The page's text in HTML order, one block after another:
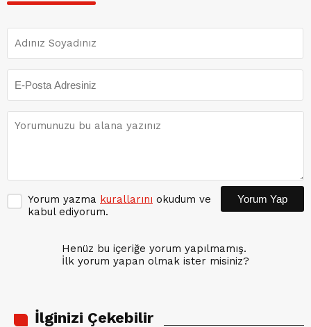
Yorum yazma kurallarını okudum ve
kabul ediyorum.
Yorum Yap
Henüz bu içeriğe yorum yapılmamış.
İlk yorum yapan olmak ister misiniz?
İlginizi Çekebilir